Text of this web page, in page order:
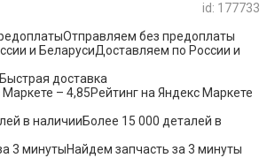
id: 177733
Отправляем без предоплаты
Доставляем по России и
Быстрая доставка
Рейтинг на Яндекс Маркете
Более 15 000 деталей в
Найдем запчасть за 3 минуты